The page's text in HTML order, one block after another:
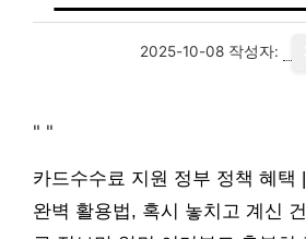
2025-10-08 작성자:
" "
카드수수료 지원 정부 정책 혜택
완벽 활용법, 혹시 놓치고 계신